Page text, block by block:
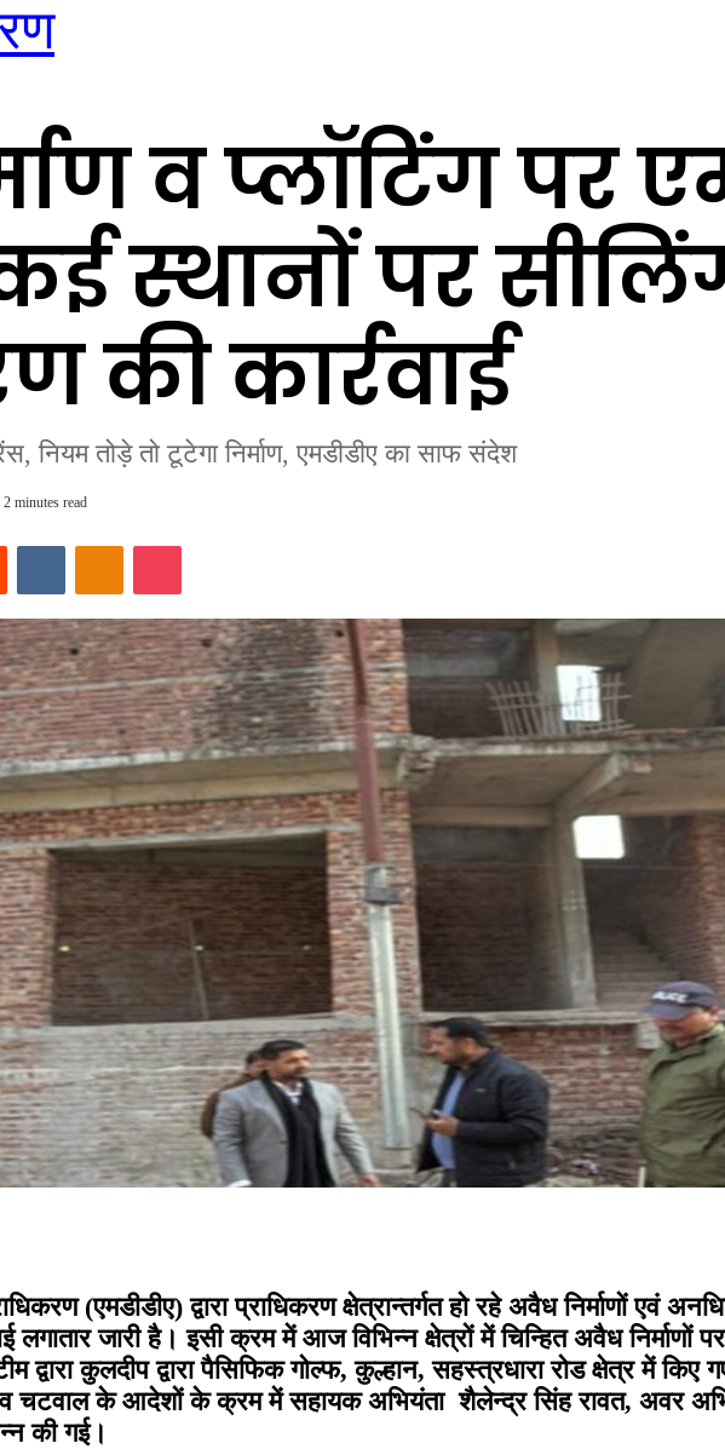
व प्लॉटिंग पर
स्थानों पर
की कार्रवाई
नियम तोड़े तो टूटेगा निर्माण, एमडीडीए का साफ संदेश
2 minutes read
Reddit VKontakteOdnoklassniki
Pocket
(एमडीडीए) द्वारा प्राधिकरण क्षेत्रान्तर्गत हो रहे अवैध निर्माणों एवं
लगातार जारी है। इसी क्रम में आज विभिन्न क्षेत्रों में चिन्हित अवैध निर्माणों
द्वारा कुलदीप द्वारा पैसिफिक गोल्फ, कुल्हान, सहस्त्रधारा रोड क्षेत्र में किए
चटवाल के आदेशों के क्रम में सहायक अभियंता शैलेन्द्र सिंह रावत, अवर
की गई।